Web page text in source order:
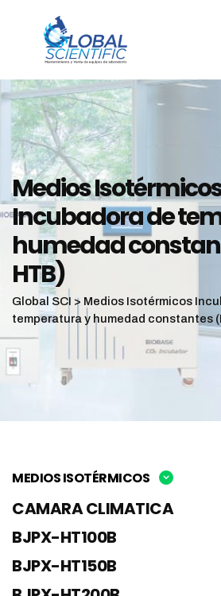
Medios
Incubadora de
humedad
HTB)
Global SCI > Medios Isotérmicos
temperatura y humedad constantes
MEDIOS ISOTÉRMICOS
CAMARA CLIMATICA
BJPX-HT100B
BJPX-HT150B